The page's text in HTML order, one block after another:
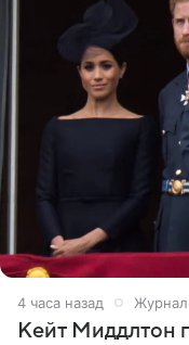
4 часа назад Журнал
Кейт Миддлтон